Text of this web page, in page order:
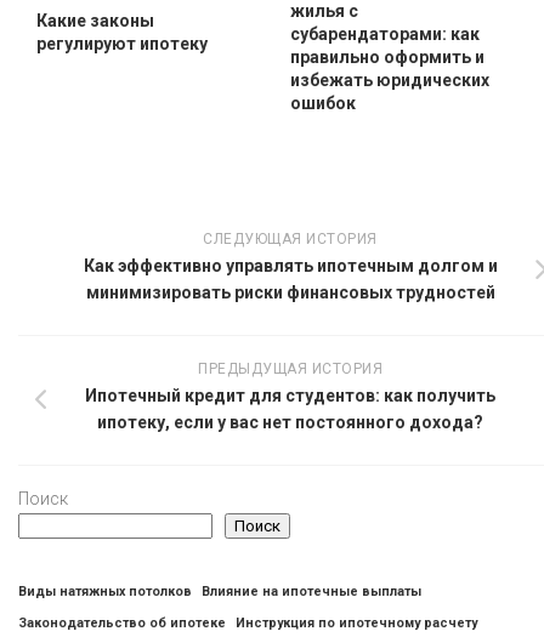
Какие законы
регулируют ипотеку
жилья с
субарендаторами: как
правильно оформить и
избежать юридических
ошибок
СЛЕДУЮЩАЯ ИСТОРИЯ
Как эффективно управлять ипотечным долгом и
минимизировать риски финансовых трудностей
ПРЕДЫДУЩАЯ ИСТОРИЯ
Ипотечный кредит для студентов: как получить
ипотеку, если у вас нет постоянного дохода?
Поиск
Поиск
Виды натяжных потолков
Влияние на ипотечные выплаты
Законодательство об ипотеке
Инструкция по ипотечному расчету